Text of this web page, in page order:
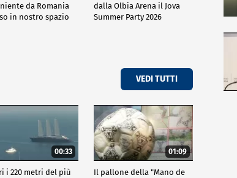
da Romania
in nostro spazio
dalla Olbia Arena il Jova
Summer Party 2026
VEDI TUTTI
00:33
i 220 metri del più
01:09
Il pallone della "Mano de